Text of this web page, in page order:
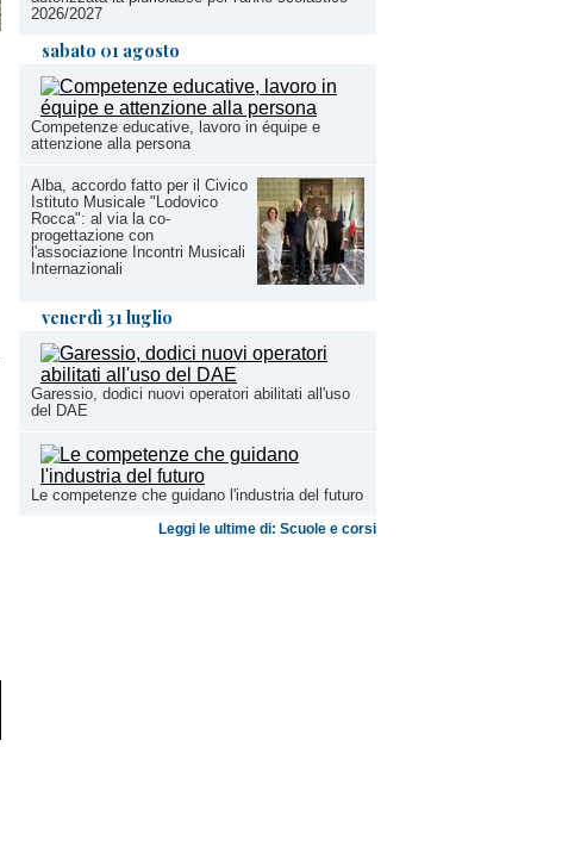
2026/2027
sabato 01 agosto
Competenze educative, lavoro in équipe e
attenzione alla persona
Alba, accordo fatto per il Civico
Istituto Musicale "Lodovico
Rocca": al via la co-
progettazione con
l'associazione Incontri Musicali
Internazionali
venerdì 31 luglio
Garessio, dodici nuovi operatori abilitati all'uso
del DAE
Le competenze che guidano l'industria del futuro
Leggi le ultime di: Scuole e corsi